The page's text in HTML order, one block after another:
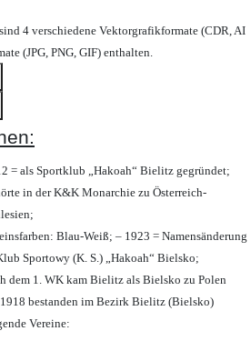
4 verschiedene Vektorgrafikformate (CDR, AI
(JPG, PNG, GIF) enthalten.
= als Sportklub „Hakoah“ Bielitz gegründet;
in der K&K Monarchie zu Österreich-
Blau-Weiß; – 1923 = Namensänderung
Sportowy (K. S.) „Hakoah“ Bielsko;
dem 1. WK kam Bielitz als Bielsko zu Polen
bestanden im Bezirk Bielitz (Bielsko)
Vereine: